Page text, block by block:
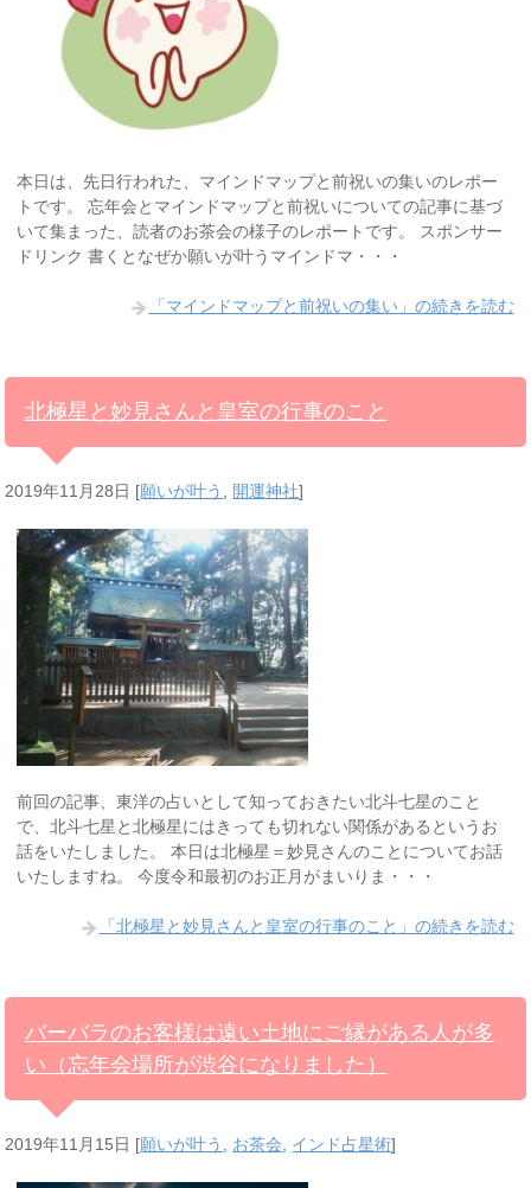
本日は、先日行われた、マインドマップと前祝いの集いのレポー
トです。 忘年会とマインドマップと前祝いについての記事に基づ
いて集まった、読者のお茶会の様子のレポートです。 スポンサー
ドリンク 書くとなぜか願いが叶うマインドマ・・・
「マインドマップと前祝いの集い」の続きを読む
北極星と妙見さんと皇室の行事のこと
2019年11月28日 [願いが叶う , 開運神社]
前回の記事、東洋の占いとして知っておきたい北斗七星のこと
で、北斗七星と北極星にはきっても切れない関係があるというお
話をいたしました。 本日は北極星＝妙見さんのことについてお話
いたしますね。 今度令和最初のお正月がまいりま・・・
「北極星と妙見さんと皇室の行事のこと」の続きを読む
バーバラのお客様は遠い土地にご縁がある人が多
い（忘年会場所が渋谷になりました）
2019年11月15日 [願いが叶う お茶会 インド占星術]